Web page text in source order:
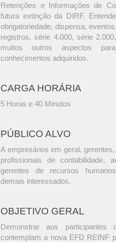
Retenções e Informações de
futura extinção da DIRF.
obrigatoriedade, dispensa,
registros, série 4.000, série
muitos outros aspectos
conhecimentos adquiridos.
CARGA HORÁRIA
5 Horas e 40 Minutos
PÚBLICO ALVO
A empresários em geral,
profissionais de contabilidade,
gerentes de recursos
demais interessados.
OBJETIVO GERAL
Demonstrar aos
contemplam a nova EFD REINF